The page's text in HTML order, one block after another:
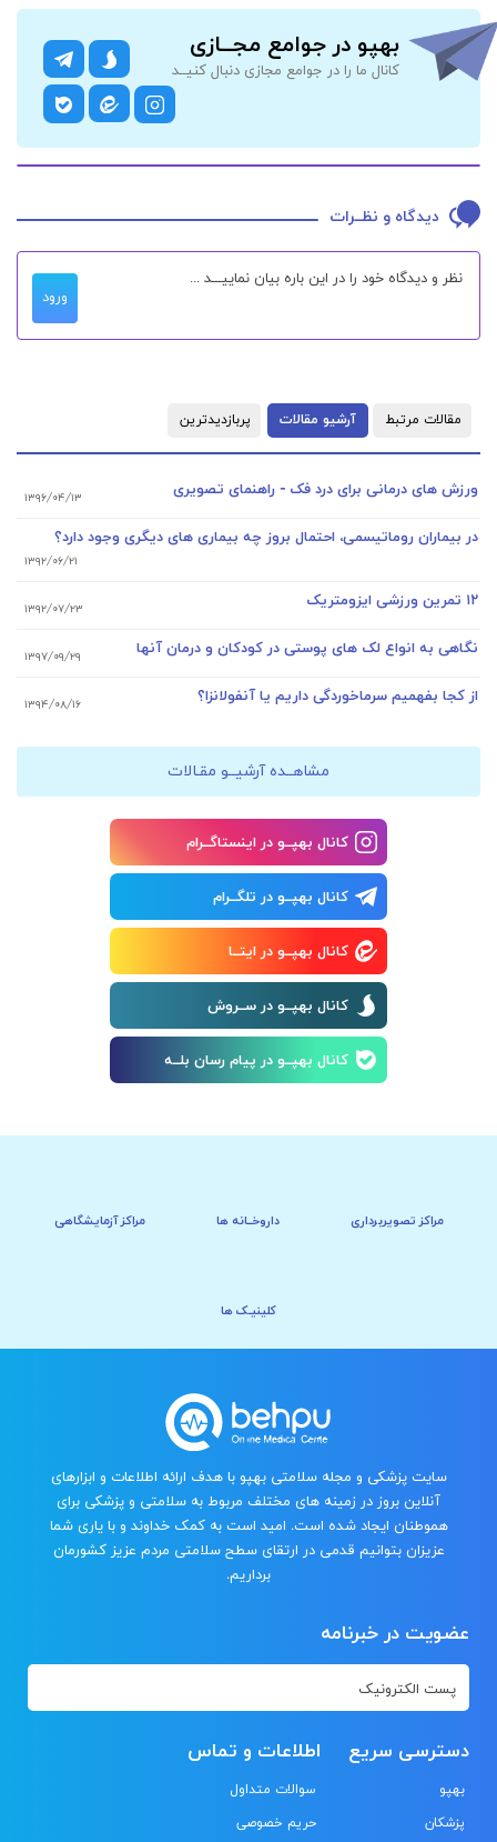
بهپو در جوامع مجــازی
کانال ما را در جوامع مجازی دنبال کنیــد
دیدگاه و نظــرات
ورود
مقالات مرتبط آرشیو مقالات پربازدیدترین
ورزش های درمانی برای درد فک - راهنمای تصویری ۱۳۹۶/۰۴/۱۳
در بیماران روماتیسمی، احتمال بروز چه بیماری های دیگری وجود دارد؟
۱۳۹۲/۰۶/۲۱
۱۲ تمرین ورزشی ایزومتریک ۱۳۹۲/۰۷/۲۳
نگاهی به انواع لک های پوستی در کودکان و درمان آنها ۱۳۹۷/۰۹/۲۹
از کجا بفهمیم سرماخوردگی داریم یا آنفولانزا؟ ۱۳۹۴/۰۸/۱۶
مشاهــده آرشیــو مقـالات
کانال بهپــو در اینستاگــرام
کانال بهپــو در تلگــرام
کانال بهپــو در ایتــا
کانال بهپــو در ســروش
کانال بهپــو در پیام رسان بلــه
مراکز تصویربرداری داروخــانه ها مراکز آزمایشگاهی
کلینیـک ها
سایت پزشکی و مجله سلامتی بهپو با هدف ارائه اطلاعات و ابزارهای
آنلاین بروز در زمینه های مختلف مربوط به سلامتی و پزشکی برای
هموطنان ایجاد شده است. امید است به کمک خداوند و با یاری شما
عزیزان بتوانیم قدمی در ارتقای سطح سلامتی مردم عزیز کشورمان
برداریم.
عضویت در خبرنامه
دسترسی سریع
بهپو
پزشکان
اطلاعات و تماس
سوالات متداول
حریم خصوصی